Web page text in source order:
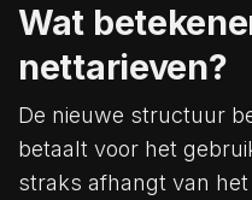
Wat
nettarieven?
De nieuwe structuur
betaalt voor het
straks afhangt van